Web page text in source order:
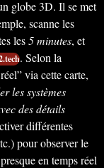
globe 3D. Il se met
scanne les
les5 minutes, et
. Selon la
via cette carte,
les systèmes
des détails
différentes
pour observer le
en temps réel